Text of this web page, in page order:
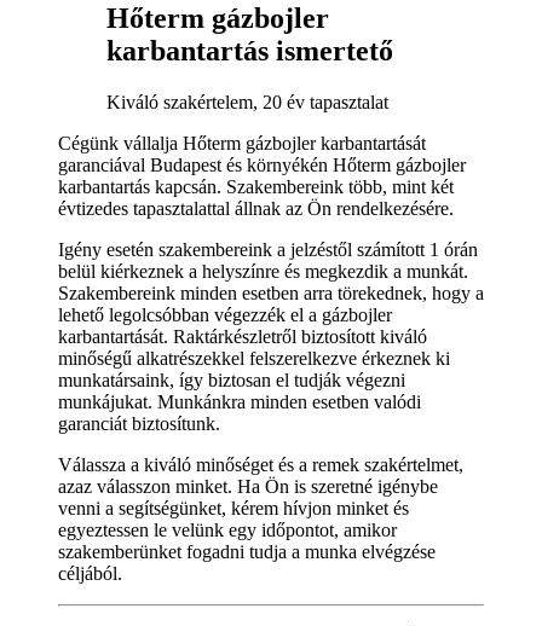
Hőterm gázbojler
karbantartás ismertető
Kiváló szakértelem, 20 év tapasztalat
Cégünk vállalja Hőterm gázbojler karbantartását
garanciával Budapest és környékén Hőterm gázbojler
karbantartás kapcsán. Szakembereink több, mint két
évtizedes tapasztalattal állnak az Ön rendelkezésére.
Igény esetén szakembereink a jelzéstől számított 1 órán
belül kiérkeznek a helyszínre és megkezdik a munkát.
Szakembereink minden esetben arra törekednek, hogy a
lehető legolcsóbban végezzék el a gázbojler
karbantartását. Raktárkészletről biztosított kiváló
minőségű alkatrészekkel felszerelkezve érkeznek ki
munkatársaink, így biztosan el tudják végezni
munkájukat. Munkánkra minden esetben valódi
garanciát biztosítunk.
Válassza a kiváló minőséget és a remek szakértelmet,
azaz válasszon minket. Ha Ön is szeretné igénybe
venni a segítségünket, kérem hívjon minket és
egyeztessen le velünk egy időpontot, amikor
szakemberünket fogadni tudja a munka elvégzése
céljából.